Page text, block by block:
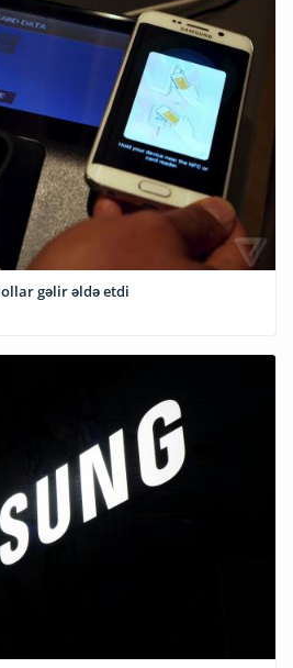
gəlir əldə etdi